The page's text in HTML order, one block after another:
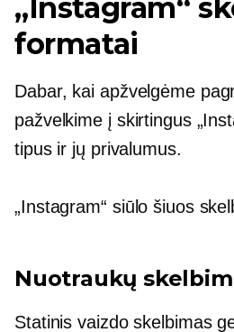
„Instagram“
formatai
Dabar, kai apžvelgėme
pažvelkime į skirtingus
tipus ir jų privalumus.
„Instagram“ siūlo šiuos
Nuotraukų
Statinis vaizdo skelbimas